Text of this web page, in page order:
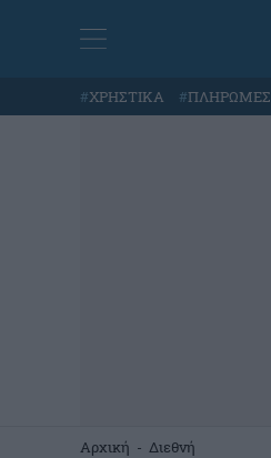
#ΧΡΗΣΤΙΚΑ #ΠΛΗΡΩΜΕΣ
Αρχική - Διεθνή